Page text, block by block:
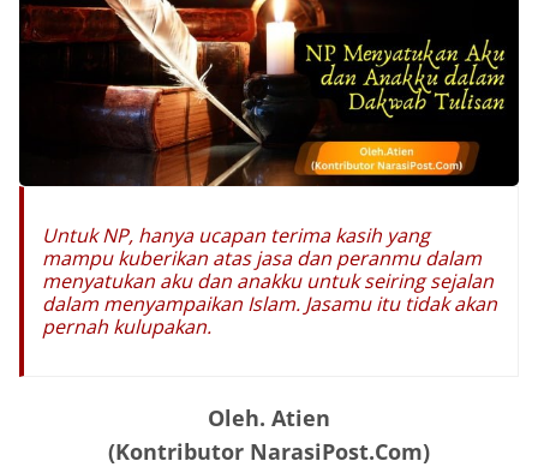
Untuk NP, hanya ucapan terima kasih yang
mampu kuberikan atas jasa dan peranmu dalam
menyatukan aku dan anakku untuk seiring sejalan
dalam menyampaikan Islam. Jasamu itu tidak akan
pernah kulupakan.
Oleh. Atien
(Kontributor NarasiPost.Com)